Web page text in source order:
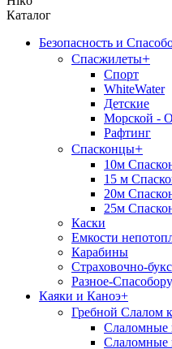
Каталог
Безопасность и
Спасжилеты+
Спорт
WhiteWater
Детские
Морской -
Рафтинг
Спасконцы+
10м
15 м
20м
25м
Каски
Емкости
Карабины
Страховочно-
Разное-
Каяки и Каноэ+
Гребной Слалом
Слаломные
Слаломные